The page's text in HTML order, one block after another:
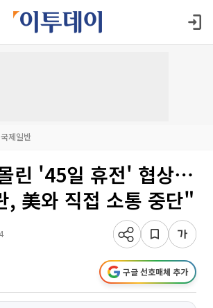
국제일반
린 '45일 휴전' 협상⋯
, 美와 직접 소통 중단"
구글 선호매체 추가